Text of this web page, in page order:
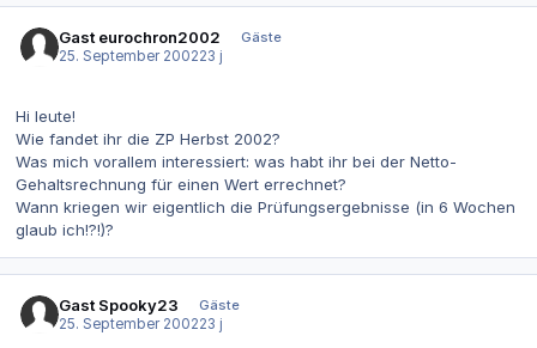
Gast eurochron2002
Gäste
25. September 200223 j
Hi leute!
Wie fandet ihr die ZP Herbst 2002?
Was mich vorallem interessiert: was habt ihr bei der Netto-
Gehaltsrechnung für einen Wert errechnet?
Wann kriegen wir eigentlich die Prüfungsergebnisse (in 6 Wochen
glaub ich!?!)?
Gast Spooky23
Gäste
25. September 200223 j